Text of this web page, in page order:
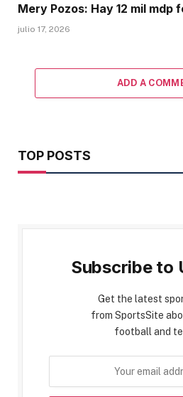
Mery Pozos: Hay 12 mil mdp
julio 17, 2026
ADD A
TOP POSTS
Subscribe to
Get the latest
from SportsSite
football and